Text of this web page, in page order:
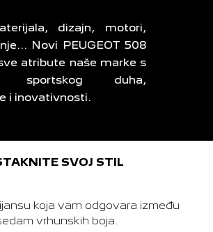
dizajn, motori,
Novi PEUGEOT 508
atribute naše marke s
sportskog duha,
i inovativnosti.
SVOJ STIL
koja vam odgovara između
vrhunskih boja.